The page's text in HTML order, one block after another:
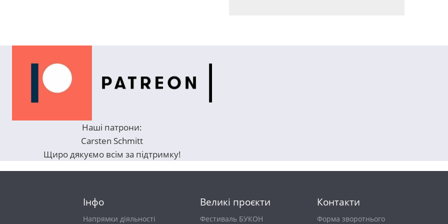
Наші патрони:
Carsten Schmitt
Щиро дякуємо всім за підтримку!
Інфо
Напрямки діяльності
Великі проєкти
Фестиваль БУКОН
Контакти
Форма зворотнього